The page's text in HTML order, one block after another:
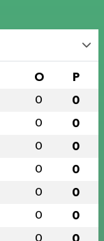
O P
0 0
0 0
0 0
0 0
0 0
0 0